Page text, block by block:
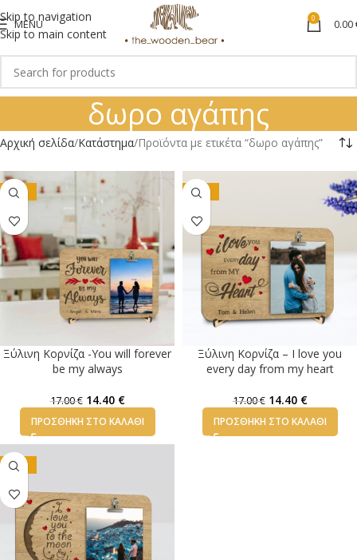
Skip to navigation
Skip to main content
MENU 0 0.00
δωρο αγάπης
Αρχική σελίδα Κατάστημα Προϊόντα με ετικέτα “δωρο αγάπης”
-15%
Ξύλινη Κορνίζα -You will forever
be my always
17.00€ 14.40 €
ΠΡΟΣΘΉΚΗ ΣΤΟ ΚΑΛΆΘΙ
-15%
Ξύλινη Κορνίζα – Ι love you
every day from my heart
17.00€ 14.40 €
ΠΡΟΣΘΉΚΗ ΣΤΟ ΚΑΛΆΘΙ
-15%